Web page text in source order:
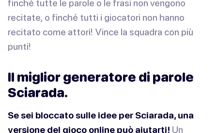
finché tutte le parole o le frasi non vengono
recitate, o finché tutti i giocatori non hanno
recitato come attori! Vince la squadra con più
punti!
Il miglior generatore di parole
Sciarada.
Se sei bloccato sulle idee per Sciarada, una
versione del gioco online può aiutarti! Un